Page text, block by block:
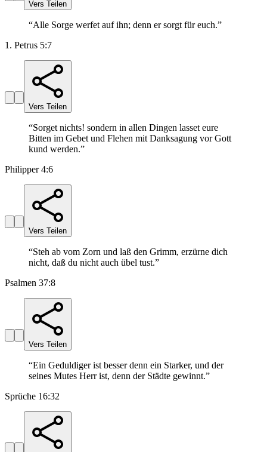
Vers Teilen
“Alle Sorge werfet auf ihn; denn er sorgt für euch.”
1. Petrus 5:7
Vers Teilen
“Sorget nichts! sondern in allen Dingen lasset eure
Bitten im Gebet und Flehen mit Danksagung vor Gott
kund werden.”
Philipper 4:6
Vers Teilen
“Steh ab vom Zorn und laß den Grimm, erzürne dich
nicht, daß du nicht auch übel tust.”
Psalmen 37:8
Vers Teilen
“Ein Geduldiger ist besser denn ein Starker, und der
seines Mutes Herr ist, denn der Städte gewinnt.”
Sprüche 16:32